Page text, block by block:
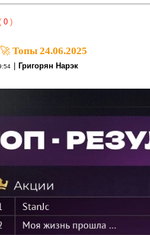
0 )
🚀 Топы 24.06.2025
Григорян Нарэк